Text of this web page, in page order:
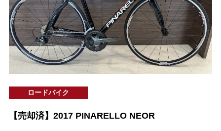
ロードバイク
【売却済】2017 PINARELLO NEOR